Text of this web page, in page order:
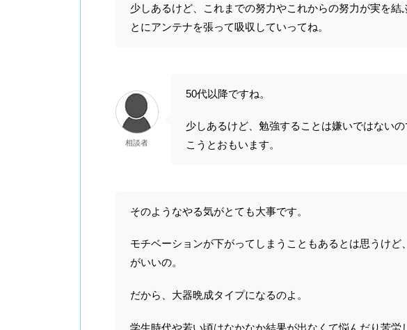
少しあるけど、これまでの努力やこれからの努力が実を結
とにアンテナを張って吸収していってね。
相談者
50代以降ですね。
少しあるけど、勉強することは嫌いではない
こうとおもいます。
そのようなやる気がとても大事です。
モチベーションが下がってしまうこともあるとは思うけど
がいいの。
だから、大器晩成タイプになるのよ。
学生時代や若い頃はなかなか結果が出なくて悩んだり苦労